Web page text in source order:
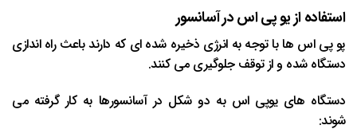
استفاده از یو پی اس در آسانسور
پو پی اس ها با توجه به انرژی ذخیره شده ای که دارند باعث راه اندازی
دستگاه شده و از توقف جلوگیری می کنند.
دستگاه های یوپی اس به دو شکل در آسانسورها به کار گرفته می
شوند: